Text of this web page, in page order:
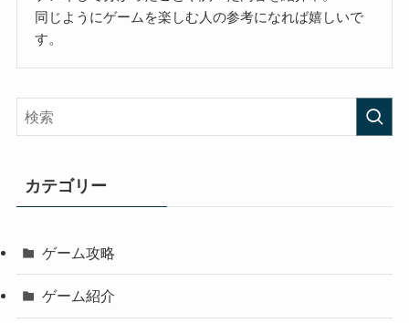
同じようにゲームを楽しむ人の参考になれば嬉しいで
す。
カテゴリー
ゲーム攻略
ゲーム紹介